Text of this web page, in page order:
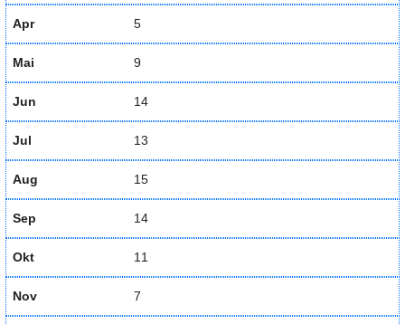
Apr 5
Mai 9
Jun 14
Jul 13
Aug 15
Sep 14
Okt 11
Nov 7